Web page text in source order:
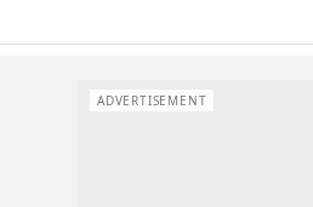
ADVERTISEMENT